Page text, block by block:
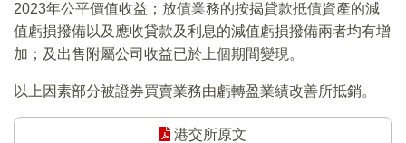
2023年公平價值收益；放債業務的按揭貸款抵債資產的減
值虧損撥備以及應收貸款及利息的減值虧損撥備兩者均有增
加；及出售附屬公司收益已於上個期間變現。
以上因素部分被證券買賣業務由虧轉盈業績改善所抵銷。
港交所原文